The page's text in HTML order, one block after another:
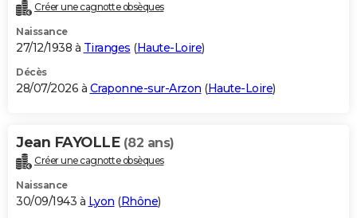
Destinations
City break
Voyage nature
Voyage de noces
Forum
Climat
+PHOTO
GUIDES D'ACHAT
BONS PLANS
Carte de Noël
Carte Bonne année
Carte Saint-Valentin
Carte Pâques
Carte d'anniversaire
DICTIONNAIRE
Dictionnaire
Biographies
Citations
Expressions
Proverbes
PROGRAMME TV
Créer une cagnotte obsèques
Naissance
27/12/1938 à Tiranges (Haute-Loire)
Décès
28/07/2026 à Craponne-sur-Arzon (Haute-Loire)
Jean FAYOLLE (82 ans)
Créer une cagnotte obsèques
Naissance
30/09/1943 à Lyon (Rhône)